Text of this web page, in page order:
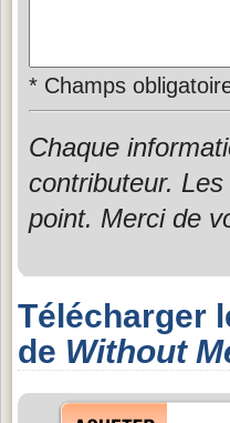
* Champs
Chaque
contributeur.
point. Merci de
Télécharger
de Without